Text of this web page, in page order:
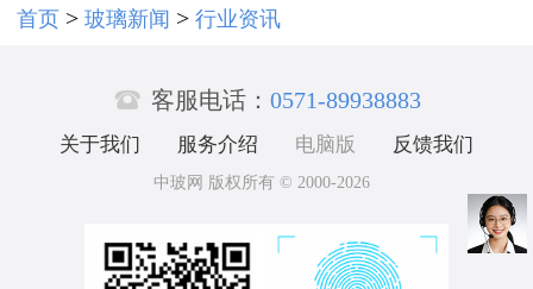
丝玻璃，防
火玻璃
首页 > 玻璃新闻 > 行业资讯
 客服电话： 0571-89938883
关于我们 服务介绍 电脑版 反馈我们
中玻网 版权所有 © 2000-2026